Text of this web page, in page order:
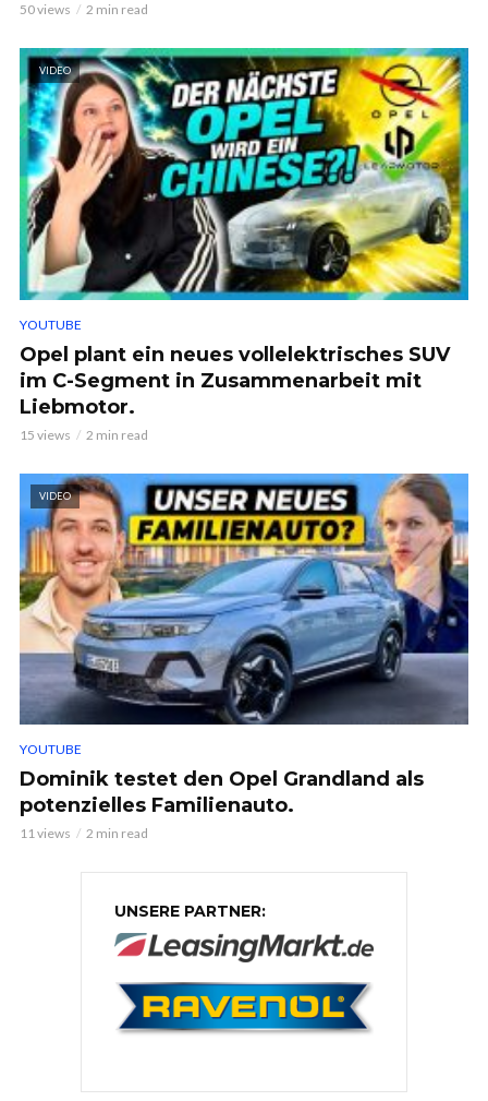
50 views 2 min read
VIDEO
YOUTUBE
Opel plant ein neues vollelektrisches SUV
im C-Segment in Zusammenarbeit mit
Liebmotor.
15 views 2 min read
VIDEO
YOUTUBE
Dominik testet den Opel Grandland als
potenzielles Familienauto.
11 views 2 min read
UNSERE PARTNER: